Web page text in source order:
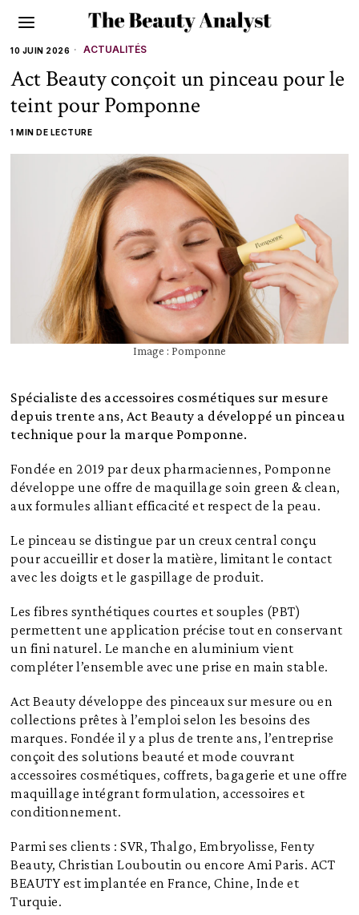
10 JUIN 2026 ACTUALITÉS
Act Beauty conçoit un pinceau pour le
teint pour Pomponne
1 MIN DE LECTURE
Image : Pomponne
Spécialiste des accessoires cosmétiques sur mesure
depuis trente ans, Act Beauty a développé un pinceau
technique pour la marque Pomponne.
Fondée en 2019 par deux pharmaciennes, Pomponne
développe une offre de maquillage soin green & clean,
aux formules alliant efficacité et respect de la peau.
Le pinceau se distingue par un creux central conçu
pour accueillir et doser la matière, limitant le contact
avec les doigts et le gaspillage de produit.
Les fibres synthétiques courtes et souples (PBT)
permettent une application précise tout en conservant
un fini naturel. Le manche en aluminium vient
compléter l’ensemble avec une prise en main stable.
Act Beauty développe des pinceaux sur mesure ou en
collections prêtes à l’emploi selon les besoins des
marques. Fondée il y a plus de trente ans, l’entreprise
conçoit des solutions beauté et mode couvrant
accessoires cosmétiques, coffrets, bagagerie et une offre
maquillage intégrant formulation, accessoires et
conditionnement.
Parmi ses clients : SVR, Thalgo, Embryolisse, Fenty
Beauty, Christian Louboutin ou encore Ami Paris. ACT
BEAUTY est implantée en France, Chine, Inde et
Turquie.